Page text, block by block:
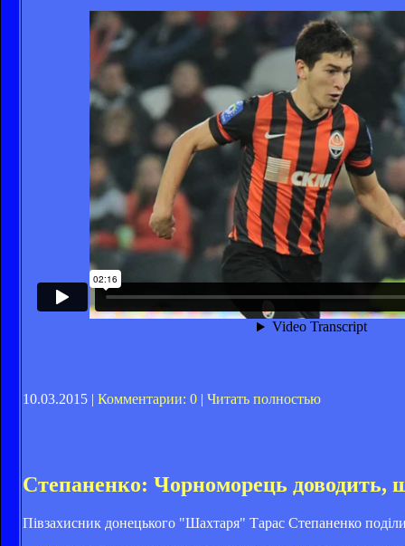
10.03.2015 | Комментарии: 0 | Читать полностью
Степаненко: Чорноморець доводить,
Півзахисник донецького "Шахтаря" Тарас Степаненко